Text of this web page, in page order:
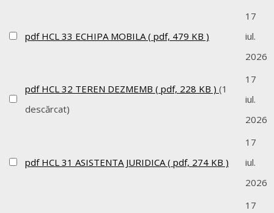
pdf HCL 33 ECHIPA MOBILA ( pdf, 479 KB )
17
iul.
2026
pdf HCL 32 TEREN DEZMEMB ( pdf, 228 KB ) (1
descărcat)
17
iul.
2026
pdf HCL 31 ASISTENTA JURIDICA ( pdf, 274 KB )
17
iul.
2026
17